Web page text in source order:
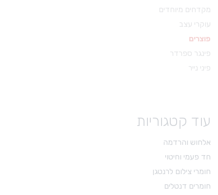
גוטה פרוטייפר
מקדחים מיוחדים
עוקרי עצב
פוצרים
פינגר ספרדר
פיני נייר
עוד קטגוריות
אלחוש והרדמה
חד פעמי וחיטוי
חומרי צילום לרנטגן
חומרים דנטלים